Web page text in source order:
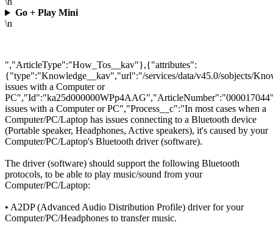
Go + Play Mini
\n
","ArticleType":"How_Tos__kav"},{"attributes":
{"type":"Knowledge__kav","url":"/services/data/v45.0/sobjects/
issues with a Computer or
issues with a Computer or PC","Process__c":"In most cases when a
Computer/PC/Laptop has issues connecting to a Bluetooth device
(Portable speaker, Headphones, Active speakers), it's caused by your
Computer/PC/Laptop's Bluetooth driver (software).
The driver (software) should support the following Bluetooth
protocols, to be able to play music/sound from your
Computer/PC/Laptop:
• A2DP (Advanced Audio Distribution Profile) driver for your
Computer/PC/Headphones to transfer music.